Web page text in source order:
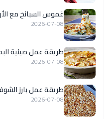
غموس السبانخ مع
2026-07-08
طريقة عمل صينية
2026-07-08
طريقة عمل بارز
2026-07-08